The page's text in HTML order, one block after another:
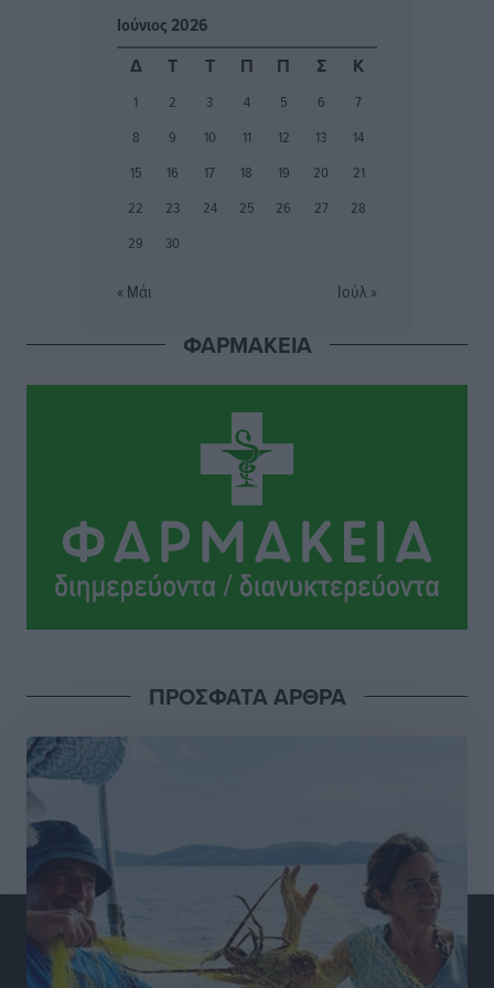
πριν 2 ώρες
Το ΠΑΣΟΚ στα Δωδεκάνησα ψάχνει έξι και του
Η Ροδιακή Επαυλη περιμένει ακόμα να βρεθεί κάποιος
πριν 2 ώρες
πριν 2 ώρες
Ροδάκινα: 9 οφέλη στην υγεία του ανθρώπου
Τοπικές Ειδήσεις πριν 2 ώρες
Καιρός «hot – dry – windy» τις επόμενες 48 ώρες στη
Δύο σχολεία της Λέρου αλλάζουν όψη με δωρεά
αγάπης για τα παιδιά
Τοπικές Ειδήσεις
Τουρισμός: Με θετικό πρόσημο έως τώρα η χρονιά,
παρά τα σκαμπανεβάσματα
Χαρ. Ναβροζίδης στον RV «Σε τρία χρόνια θα είμαστε
η πιο ψηφιακή Περιφέρεια της χώρας» Δημοπρατείται
Ιούνιος 2026
Δ
Τ Τ Π Π Σ Κ
1 2 3 4 5 6
7
8
9 10 11 12 13
14
15
16 17 18 19 20
21
22
23 24 25 26 27
28
29
30
« Μάι Ιούλ »
ΦΑΡΜΑΚΕΙΑ
ΠΡΟΣΦΑΤΑ ΑΡΘΡΑ